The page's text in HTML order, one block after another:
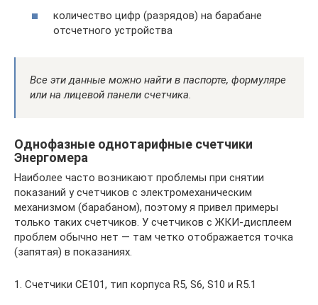
количество цифр (разрядов) на барабане
отсчетного устройства
Все эти данные можно найти в паспорте, формуляре
или на лицевой панели счетчика.
Однофазные однотарифные счетчики
Энергомера
Наиболее часто возникают проблемы при снятии
показаний у счетчиков с электромеханическим
механизмом (барабаном), поэтому я привел примеры
только таких счетчиков. У счетчиков с ЖКИ-дисплеем
проблем обычно нет — там четко отображается точка
(запятая) в показаниях.
1. Счетчики CE101, тип корпуса R5, S6, S10 и R5.1